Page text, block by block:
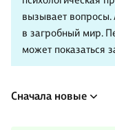
вызывает
в загробный мир.
может показаться
Сначала новые